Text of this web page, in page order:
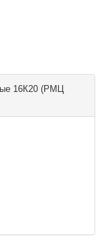
16К20 (РМЦ